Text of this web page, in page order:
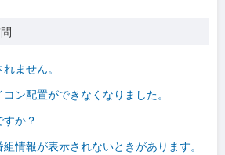
ません。
ン配置ができなくなりました。
か？
情報が表示されないときがあります。